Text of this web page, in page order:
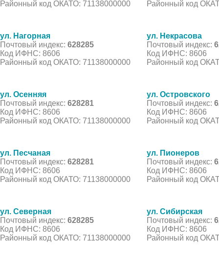
Районный код ОКАТО: 71138000000
Районный код
ул. Нагорная
Почтовый индекс: 628285
Код ИФНС: 8606
Районный код ОКАТО: 71138000000
ул. Некрасова
Почтовый индекс:
Код ИФНС: 8606
Районный код
ул. Осенняя
Почтовый индекс: 628281
Код ИФНС: 8606
Районный код ОКАТО: 71138000000
ул. Островского
Почтовый индекс:
Код ИФНС: 8606
Районный код
ул. Песчаная
Почтовый индекс: 628281
Код ИФНС: 8606
Районный код ОКАТО: 71138000000
ул. Пионеров
Почтовый индекс:
Код ИФНС: 8606
Районный код
ул. Северная
Почтовый индекс: 628285
Код ИФНС: 8606
Районный код ОКАТО: 71138000000
ул. Сибирская
Почтовый индекс:
Код ИФНС: 8606
Районный код